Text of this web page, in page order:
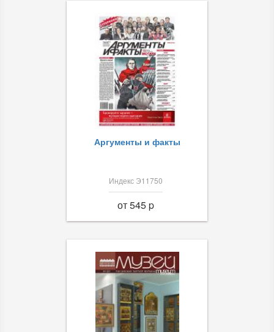
Аргументы и факты
Индекс Э11750
от 545 p